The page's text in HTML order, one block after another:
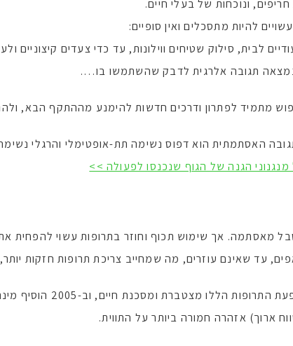
חריפים, ונוכחות של בעלי חיים.
להיות מתסכלים ואין סופיים:
לבית, סילוק שטיחים ווילונות, עד כדי צעדים קיצוניים
תגובה אלרגית לדבק שהשתמשו בו….
מתמיד לפתרון ודרכים חדשות להימנע מההתקף הבא,
האסתמתית הוא דפוס נשימה תת-אופטימלי והרגלי
הגנה של הגוף שנכנסו לפעולה >>
מאסתמה. אך שימוש תכוף וחוזר בתרופות עשוי להפחית
עד שאינם עוזרים, מה שמחייב צריכת תרופות חזקות יותר,
ארוך) אזהרה חמורה ביותר על התווית.